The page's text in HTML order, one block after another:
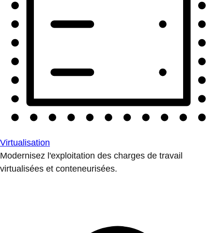
Virtualisation
Modernisez l'exploitation des charges de travail
virtualisées et conteneurisées.